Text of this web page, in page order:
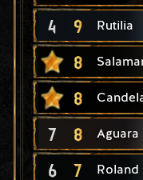
4 9 Rutilia
8
8
7 8 Aguara
6 7 Roland